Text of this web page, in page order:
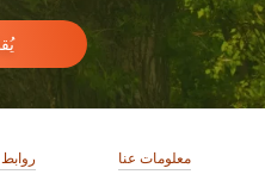
معلومات عنا